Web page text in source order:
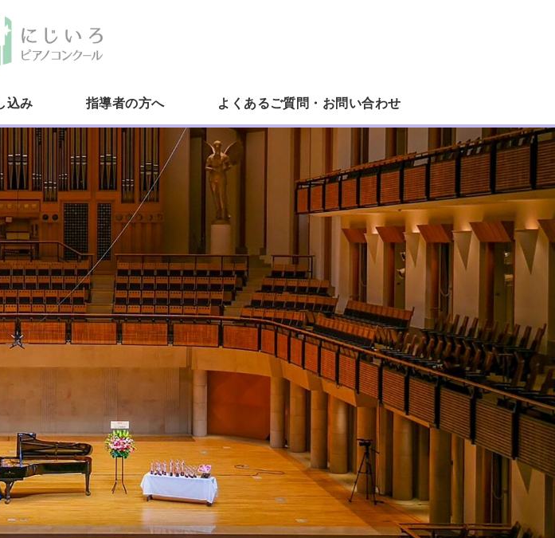
込み 指導者の方へ よくあるご質問・お問い合わせ